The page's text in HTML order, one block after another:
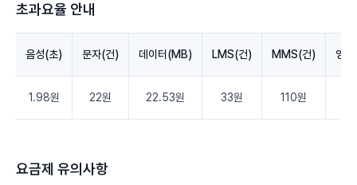
초과요율 안내
음성(초) 문자(건) 데이터(MB) LMS(건) MMS(건) 영
1.98원 22원 22.53원 33원 110원
요금제 유의사항